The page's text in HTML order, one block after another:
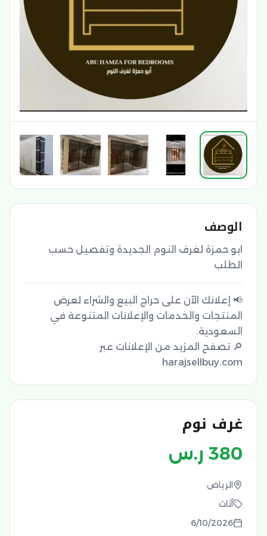
الوصف
الطلب
📢 إعلانك الآن على حراج البيع والشراء لعرض
المنتجات والخدمات والإعلانات المتنوعة في
🔎 تصفح المزيد من الإعلانات عبر
harajsellbuy.com
غرف نوم
380 ر.س
الرياض
أثاث
6/10/2026